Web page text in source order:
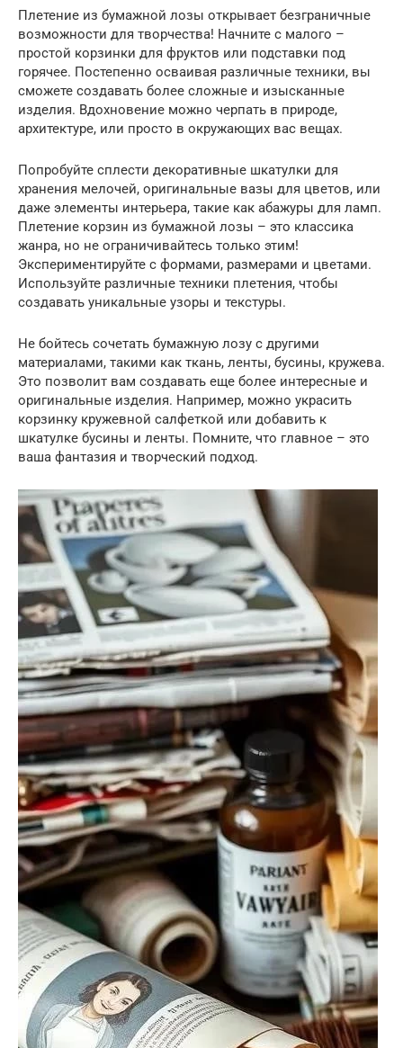
Плетение из бумажной лозы открывает безграничные
возможности для творчества! Начните с малого –
простой корзинки для фруктов или подставки под
горячее. Постепенно осваивая различные техники, вы
сможете создавать более сложные и изысканные
изделия. Вдохновение можно черпать в природе,
архитектуре, или просто в окружающих вас вещах.
Попробуйте сплести декоративные шкатулки для
хранения мелочей, оригинальные вазы для цветов, или
даже элементы интерьера, такие как абажуры для ламп.
Плетение корзин из бумажной лозы – это классика
жанра, но не ограничивайтесь только этим!
Экспериментируйте с формами, размерами и цветами.
Используйте различные техники плетения, чтобы
создавать уникальные узоры и текстуры.
Не бойтесь сочетать бумажную лозу с другими
материалами, такими как ткань, ленты, бусины, кружева.
Это позволит вам создавать еще более интересные и
оригинальные изделия. Например, можно украсить
корзинку кружевной салфеткой или добавить к
шкатулке бусины и ленты. Помните, что главное – это
ваша фантазия и творческий подход.